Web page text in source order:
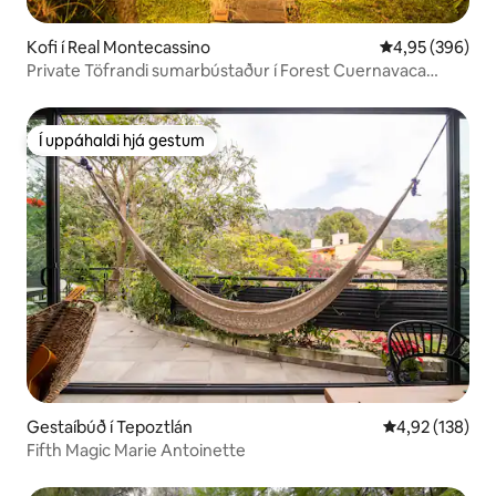
Kofi í Real Montecassino 4,95 af 5 í
4,95 (396)
Private Töfrandi sumarbústaður í Forest Cuernavaca
Í uppáhaldi hjá gestum
Í uppáhaldi hjá gestum
Gestaíbúð í Tepoztlán 4,92 af 5 í
4,92 (138)
Fifth Magic Marie Antoinette